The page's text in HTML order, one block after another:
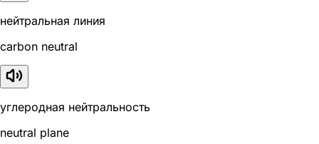
нейтральная линия
carbon neutral
углеродная нейтральность
neutral plane